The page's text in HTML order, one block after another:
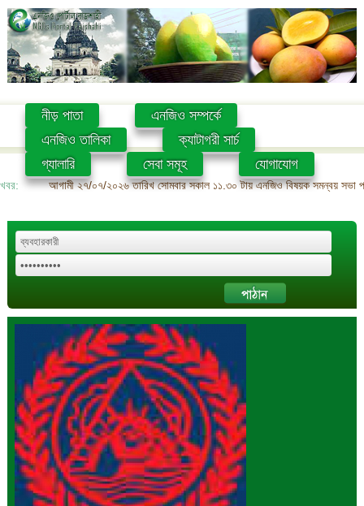
নীড় পাতা
এনজিও সম্পর্কে
এনজিও তালিকা
ক্যাটাগরী সার্চ
গ্যালারি
সেবা সমূহ যোগাযোগ
খবর: আগামী ২৭/০৭/২০২৬ তারিখ সোমবার সকাল ১১.৩০ টায় এনজিও বিষয়ক সমন্বয় সভা